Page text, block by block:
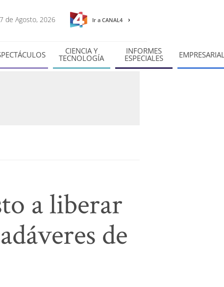
07 de Agosto, 2026 Ir a CANAL4
CIENCIA Y
TECNOLOGÍA
INFORMES
ESPECIALES
a liberar
de